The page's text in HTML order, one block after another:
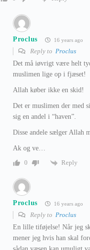
Proclus 16 years ago
Reply to Proclus
Det må iøvrigt være helt
muslimen lige op i fjæset!
Allah køber ikke en skid!
Det er muslimen der med
sig en andel i “haven”.
Disse andele sælger Allah
Ak og ve…
0
Reply
Proclus 16 years ago
Reply to Proclus
En lille tiføjelse! Når jeg
mener jeg hvis han skal